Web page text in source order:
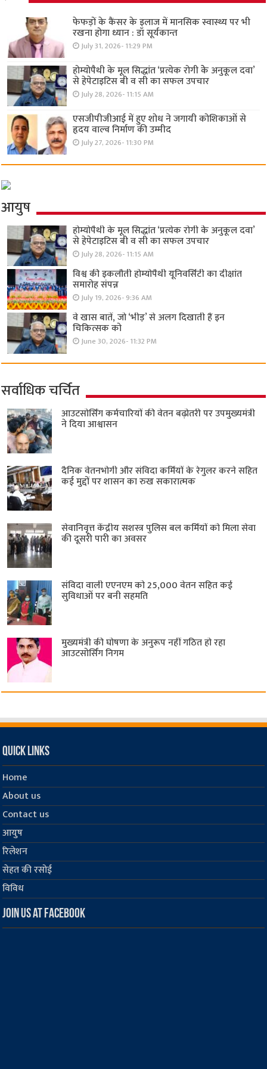
फेफड़ों के कैंसर के इलाज में मानसिक स्वास्थ्य पर भी
रखना होगा ध्यान : डॉ सूर्यकान्त
July 31, 2026- 11:29 PM
होम्योपैथी के मूल सिद्धांत ‘प्रत्येक रोगी केे अनुकूल दवा’
से हेपेटाइटिस बी व सी का सफल उपचार
July 28, 2026- 11:15 AM
एसजीपीजीआई में हुए शोध ने जगायी कोशिकाओं से
हृदय वाल्व निर्माण की उम्मीद
July 27, 2026- 11:30 PM
आयुष
होम्योपैथी के मूल सिद्धांत ‘प्रत्येक रोगी केे अनुकूल दवा’
से हेपेटाइटिस बी व सी का सफल उपचार
July 28, 2026- 11:15 AM
विश्व की इकलौती होम्योपैथी यूनिवर्सिटी का दीक्षांत
समारोह संपन्न
July 19, 2026- 9:36 AM
वे खास बातें, जो ‘भीड़’ से अलग दिखाती हैं इन
चिकित्सक को
June 30, 2026- 11:32 PM
सर्वाधिक चर्चित
आउटसोर्सिंग कर्मचारियों की वेतन बढ़ोतरी पर उपमुख्यमंत्री
ने दिया आश्वासन
दैनिक वेतनभोगी और संविदा कर्मियों के रेगुलर करने सहित
कई मुद्दों पर शासन का रुख सकारात्मक
सेवानिवृत्त केंद्रीय सशस्त्र पुलिस बल ​कर्मियों को मिला सेवा
की दूसरी पारी का अवसर
संविदा वाली एएनएम को 25,000 वेतन सहित कई
सुविधाओं पर बनी सहमति
मुख्यमंत्री की घोषणा के अनुरूप नहीं गठित हो रहा
आउटसोर्सिंग निगम
Quick Links
Home
About us
Contact us
आयुष
रिलेशन
सेहत की रसोई
विविध
Join us at Facebook